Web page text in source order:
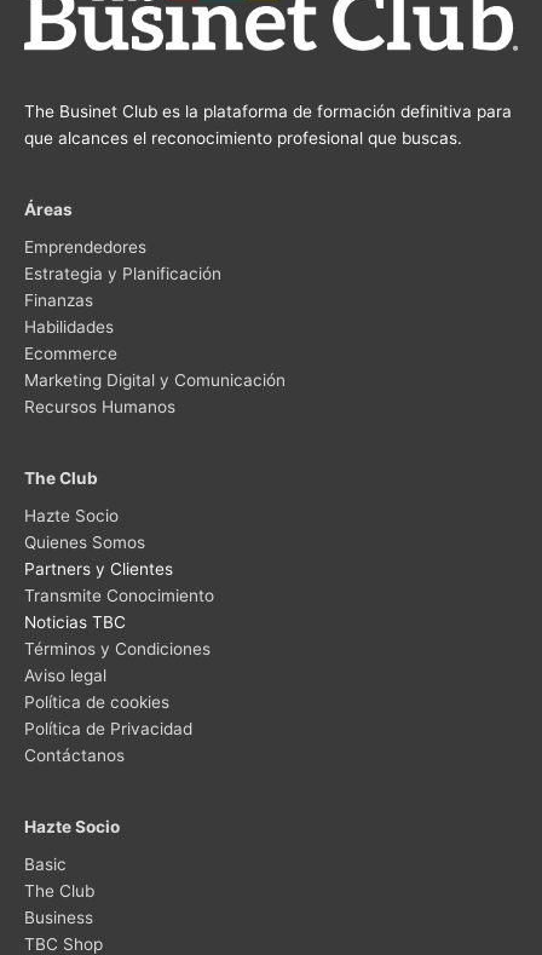
The Businet Club es la plataforma de formación definitiva para
que alcances el reconocimiento profesional que buscas.
Áreas
Emprendedores
Estrategia y Planificación
Finanzas
Habilidades
Ecommerce
Marketing Digital y Comunicación
Recursos Humanos
The Club
Hazte Socio
Quienes Somos
Partners y Clientes
Transmite Conocimiento
Noticias TBC
Términos y Condiciones
Aviso legal
Política de cookies
Política de Privacidad
Contáctanos
Hazte Socio
Basic
The Club
Business
TBC Shop